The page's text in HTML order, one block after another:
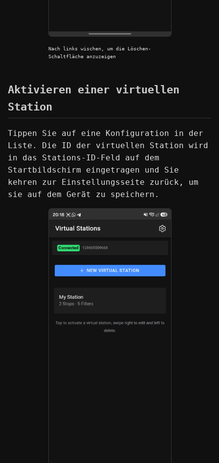
Nach links wischen, um die Löschen-
Schaltfläche anzuzeigen
Aktivieren einer virtuellen
Station
Tippen Sie auf eine Konfiguration in der
Liste. Die ID der virtuellen Station wird
in das Stations-ID-Feld auf dem
Startbildschirm eingetragen und Sie
kehren zur Einstellungsseite zurück, um
sie auf dem Gerät zu speichern.